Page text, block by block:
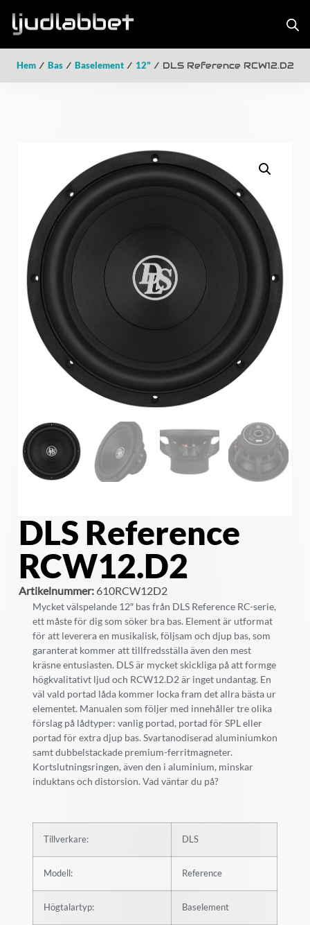
Hem/ Bas/ Baselement/ 12" / DLS Reference RCW12.D2
DLS Reference
RCW12.D2
Artikelnummer:610RCW12D2
Mycket välspelande 12″ bas från DLS Reference RC-serie,
ett måste för dig som söker bra bas. Element är utformat
för att leverera en musikalisk, följsam och djup bas, som
garanterat kommer att tillfredsställa även den mest
kräsne entusiasten. DLS är mycket skickliga på att formge
högkvalitativt ljud och RCW12.D2 är inget undantag. En
väl vald portad låda kommer locka fram det allra bästa ur
elementet. Manualen som följer med innehåller tre olika
förslag på lådtyper: vanlig portad, portad för SPL eller
portad för extra djup bas. Svartanodiserad aluminiumkon
samt dubbelstackade premium-ferritmagneter.
Kortslutningsringen, även den i aluminium, minskar
induktans och distorsion. Vad väntar du på?
Tillverkare: DLS
Modell: Reference
Högtalartyp: Baselement